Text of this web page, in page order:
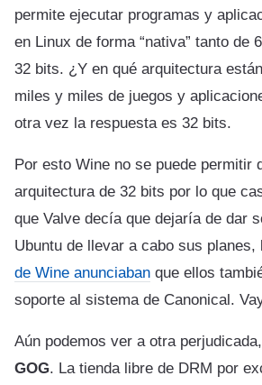
permite ejecutar programas y
en Linux de forma “nativa” tanto
32 bits. ¿Y en qué arquitectura
miles y miles de juegos y
otra vez la respuesta es 32 bits.
Por esto Wine no se puede permitir
arquitectura de 32 bits por lo que
que Valve decía que dejaría de dar
Ubuntu de llevar a cabo sus planes,
de Wine anunciaban que ellos
soporte al sistema de Canonical.
Aún podemos ver a otra
GOG. La tienda libre de DRM por